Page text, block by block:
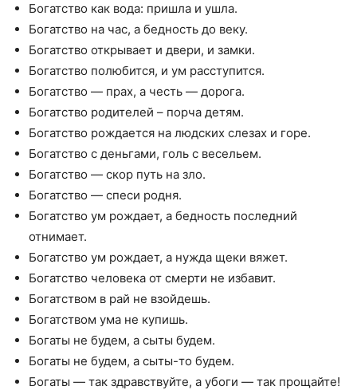
Богатство как вода: пришла и ушла.
Богатство на час, а бедность до веку.
Богатство открывает и двери, и замки.
Богатство полюбится, и ум расступится.
Богатство — прах, а честь — дорога.
Богатство родителей – порча детям.
Богатство рождается на людских слезах и горе.
Богатство с деньгами, голь с весельем.
Богатство — скор путь на зло.
Богатство — спеси родня.
Богатство ум рождает, а бедность последний
отнимает.
Богатство ум рождает, а нужда щеки вяжет.
Богатство человека от смерти не избавит.
Богатством в рай не взойдешь.
Богатством ума не купишь.
Богаты не будем, а сыты будем.
Богаты не будем, а сыты-то будем.
Богаты — так здравствуйте, а убоги — так прощайте!